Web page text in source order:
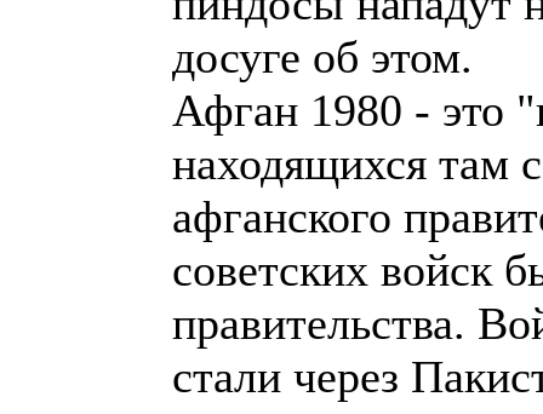
досуге об этом.
Афган 1980 - это
находящихся там
афганского
советских войск
правительства.
стали через